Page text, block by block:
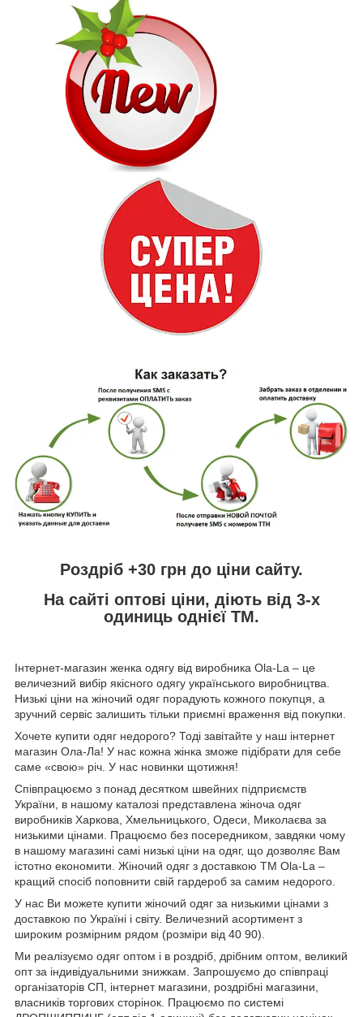
Роздріб +30 грн до ціни сайту.
На сайті оптові ціни, діють від 3-х
одиниць однієї ТМ.
Інтернет-магазин женка одягу від виробника Ola-La – це
величезний вибір якісного одягу українського виробництва.
Низькі ціни на жіночий одяг порадують кожного покупця, а
зручний сервіс залишить тільки приємні враження від покупки.
Хочете купити одяг недорого? Тоді завітайте у наш інтернет
магазин Ола-Ла! У нас кожна жінка зможе підібрати для себе
саме «свою» річ. У нас новинки щотижня!
Співпрацюємо з понад десятком швейних підприємств
України, в нашому каталозі представлена жіноча одяг
виробників Харкова, Хмельницького, Одеси, Миколаєва за
низькими цінами. Працюємо без посередником, завдяки чому
в нашому магазині самі низькі ціни на одяг, що дозволяє Вам
істотно економити. Жіночий одяг з доставкою TM Ola-La –
кращий спосіб поповнити свій гардероб за самим недорого.
У нас Ви можете купити жіночий одяг за низькими цінами з
доставкою по Україні і світу. Величезний асортимент з
широким розмірним рядом (розміри від 40 90).
Ми реалізуємо одяг оптом і в роздріб, дрібним оптом, великий
опт за індивідуальними знижкам. Запрошуємо до співпраці
організаторів СП, інтернет магазини, роздрібні магазини,
власників торгових сторінок. Працюємо по системі